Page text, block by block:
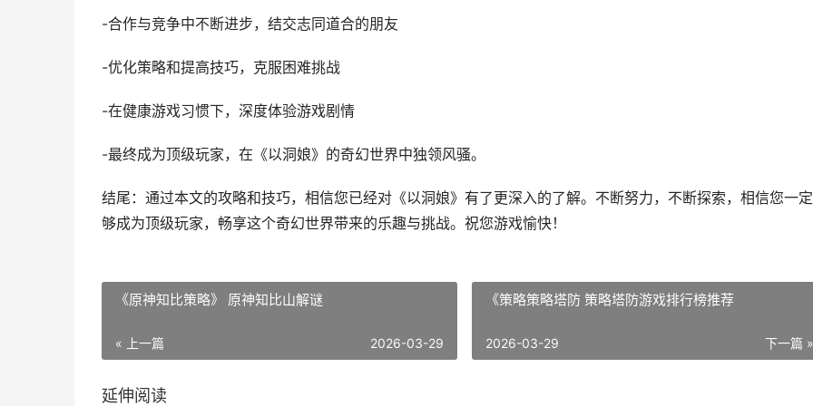
-合作与竞争中不断进步，结交志同道合的朋友
-优化策略和提高技巧，克服困难挑战
-在健康游戏习惯下，深度体验游戏剧情
-最终成为顶级玩家，在《以洞娘》的奇幻世界中独领风骚。
结尾：通过本文的攻略和技巧，相信您已经对《以洞娘》有了更深入的了解。不断努力，不断探索，相信您一
够成为顶级玩家，畅享这个奇幻世界带来的乐趣与挑战。祝您游戏愉快！
《原神知比策略》 原神知比山解谜
« 上一篇 2026-03-29
《策略策略塔防 策略塔防游戏排行榜推荐
下一篇 »
2026-03-29
延伸阅读